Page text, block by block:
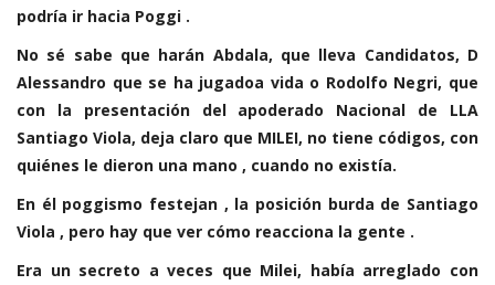
podría ir hacia Poggi .
No sé sabe que harán Abdala, que lleva Candidatos, D
Alessandro que se ha jugadoa vida o Rodolfo Negri, que
con la presentación del apoderado Nacional de LLA
Santiago Viola, deja claro que MILEI, no tiene códigos, con
quiénes le dieron una mano , cuando no existía.
En él poggismo festejan , la posición burda de Santiago
Viola , pero hay que ver cómo reacciona la gente .
Era un secreto a veces que Milei, había arreglado con